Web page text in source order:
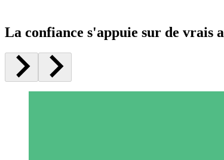
La confiance s'appuie sur de vrais